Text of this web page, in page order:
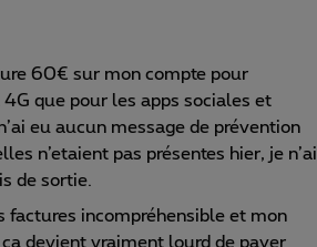
60€ sur mon compte pour
que pour les apps sociales et
eu aucun message de prévention
n’etaient pas présentes hier, je n’ai
de sortie.
factures incompréhensible et mon
devient vraiment lourd de payer